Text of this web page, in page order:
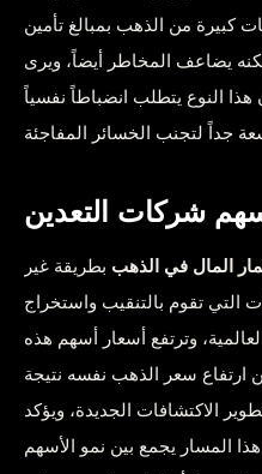
كبيرة من الذهب بمبالغ تأمين
يضاعف المخاطر أيضاً، ويرى
هذا النوع يتطلب انضباطاً نفسياً
شركات التعدين
المال في الذهب بطريقة غير
تقوم بالتنقيب واستخراج
وترتفع أسعار أسهم هذه
ارتفاع سعر الذهب نفسه نتيجة
الاكتشافات الجديدة، ويؤكد
المسار يجمع بين نمو الأسهم